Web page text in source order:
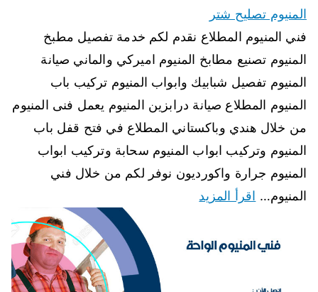
المنيوم تصليح شتر
فني المنيوم المطلاع نقدم لكم خدمة تفصيل مطبخ
المنيوم تصنيع مطابخ المنيوم اميركي والماني صيانة
المنيوم تفصيل شبابيك وابواب المنيوم تركيب باب
المنيوم المطلاع صيانة درابزين المنيوم يعمل فنى المنيوم
من خلال هندي وباكستاني المطلاع في فتح قفل باب
المنيوم وتركيب ابواب المنيوم سحابة وتركيب ابواب
المنيوم جرارة واكورديون نوفر لكم من خلال فني
المنيوم… اقرأ المزيد